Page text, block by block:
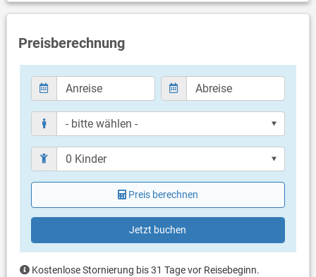
Balkon & Terrasse
eigener Balkon
Weitere Informationen
Grill vorhanden
Privater Parkplatz auf dem Grundstück
Klimaanlage im Preis inklusive
Bettwäsche vorhanden
Handtücher vorhanden
Waschmaschine in der Unterkunft
Internet per WLAN
Preisberechnung
Preis berechnen
Jetzt buchen
Kostenlose Stornierung bis 31 Tage vor Reisebeginn.